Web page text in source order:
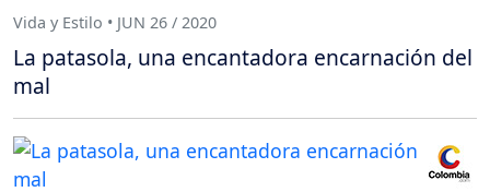
Vida y Estilo • JUN 26 / 2020
La patasola, una encantadora encarnación del
mal